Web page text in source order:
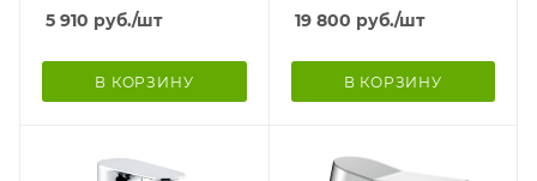
5 910 руб./шт
В КОРЗИНУ
19 800 руб./шт
В КОРЗИНУ